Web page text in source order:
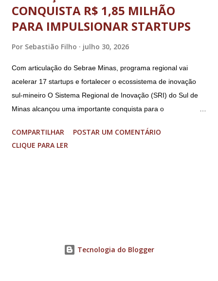
CONQUISTA R$ 1,85 MILHÃO
PARA IMPULSIONAR STARTUPS
Por Sebastião Filho julho 30, 2026
Com articulação do Sebrae Minas, programa regional vai
acelerar 17 startups e fortalecer o ecossistema de inovação
sul-mineiro O Sistema Regional de Inovação (SRI) do Sul de
Minas alcançou uma importante conquista para o
proposta “Acelera Vibra” foi contemplada na Chamada
FAPEMIG/Sede 03/2026 – Novo SEED, garantindo R$ 1,85
conexões com o ecossistema de inovação e aporte financeiro
COMPARTILHAR
POSTAR UM COMENTÁRIO
CLIQUE PARA LER
Tecnologia do Blogger